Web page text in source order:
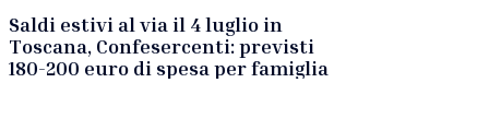
Saldi estivi al via il 4 luglio in
Toscana, Confesercenti: previsti
180-200 euro di spesa per famiglia